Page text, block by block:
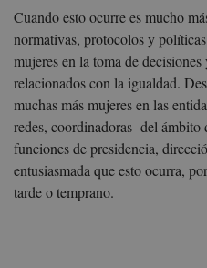
Cuando esto ocurre es mucho
normativas, protocolos y
mujeres en la toma de
relacionados con la igualdad.
muchas más mujeres en las
redes, coordinadoras- del ámbito
funciones de presidencia,
entusiasmada que esto ocurra,
tarde o temprano.